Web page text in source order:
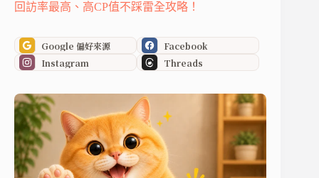
回訪率最高、高CP值不踩雷全攻略！
Google 偏好來源
Facebook
Instagram
Threads